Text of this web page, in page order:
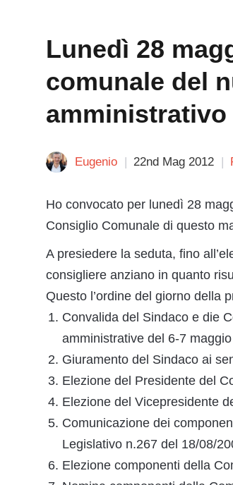
Lunedì 28
comunale del
amministrativo
Eugenio 22nd Mag 2012
Ho convocato per lunedì 28
Consiglio Comunale di questo
A presiedere la seduta, fino
consigliere anziano in quanto
Questo l’ordine del giorno della
Convalida del Sindaco e die
amministrative del 6-7
Giuramento del Sindaco ai
Elezione del Presidente del
Elezione del Vicepresidente
Comunicazione dei
Legislativo n.267 del 18/08/
Elezione componenti della